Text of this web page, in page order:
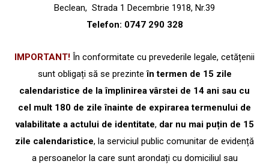
Beclean, Strada 1 Decembrie 1918, Nr.39
Telefon: 0747 290 328
IMPORTANT! În conformitate cu prevederile legale, cetățenii
sunt obligați să se prezinteîn termen de 15 zile
calendaristice de la împlinirea vârstei de 14 ani sau cu
cel mult 180 de zile înainte de expirarea termenului de
valabilitate a actului de identitate, dar nu mai puțin de 15
zile calendaristice, la serviciul public comunitar de evidență
a persoanelor la care sunt arondați cu domiciliul sau